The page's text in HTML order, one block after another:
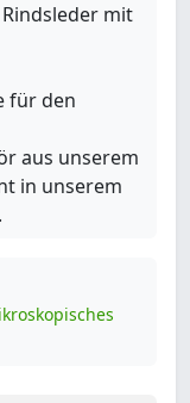
mit
für den
aus unserem
in unserem